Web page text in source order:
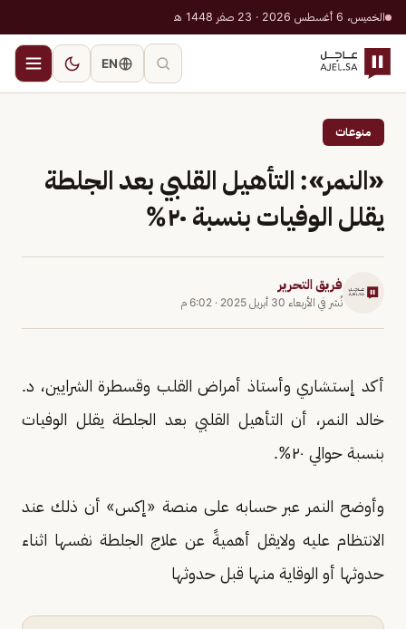
الخميس، 6 أغسطس 2026 · 23 صفر 1448 هـ
EN
منوعات
«النمر»: التأهيل القلبي بعد الجلطة
يقلل الوفيات بنسبة ٢٠%
فريق التحرير
نُشر في الأربعاء 30 أبريل 2025 · 6:02 م
أكد إستشاري وأستاذ أمراض القلب وقسطرة الشرايين، د.
خالد النمر، أن التأهيل القلبي بعد الجلطة يقلل الوفيات
بنسبة حوالي ٢٠%.
وأوضح النمر عبر حسابه على منصة «إكس» أن ذلك عند
الانتظام عليه ولايقل أهميةً عن علاج الجلطة نفسها اثناء
حدوثها أو الوقاية منها قبل حدوثها